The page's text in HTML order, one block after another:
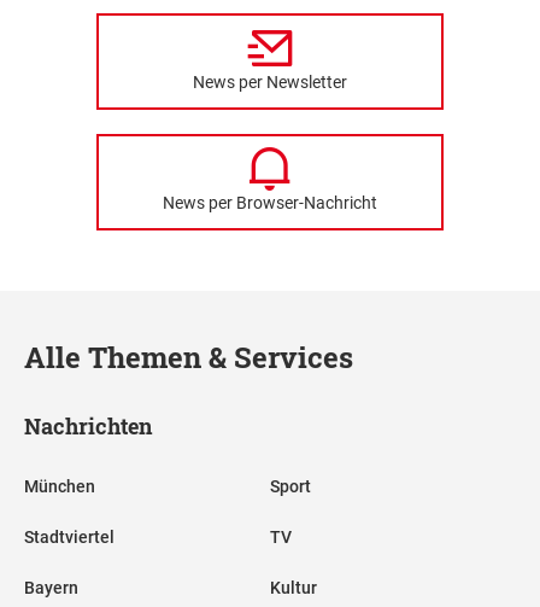
News per Newsletter
News per Browser-Nachricht
Alle Themen & Services
Nachrichten
München
Stadtviertel
Bayern
Sport
TV
Kultur